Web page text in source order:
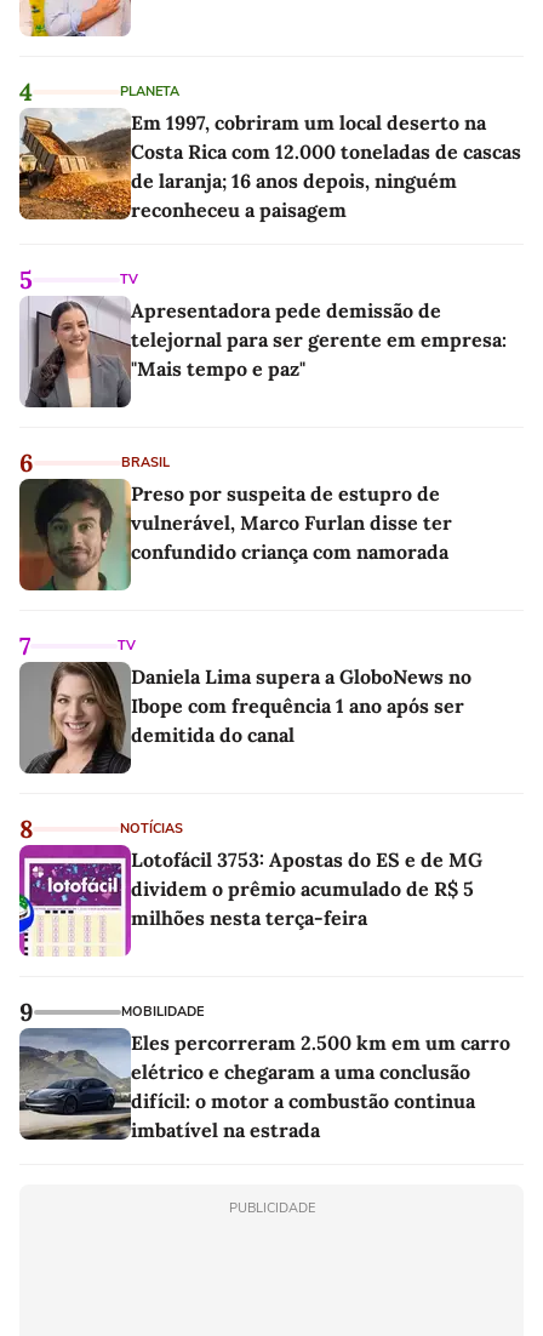
4 PLANETA
Em 1997, cobriram um local deserto na
Costa Rica com 12.000 toneladas de cascas
de laranja; 16 anos depois, ninguém
reconheceu a paisagem
5 TV
Apresentadora pede demissão de
telejornal para ser gerente em empresa:
"Mais tempo e paz"
6 BRASIL
Preso por suspeita de estupro de
vulnerável, Marco Furlan disse ter
confundido criança com namorada
7 TV
Daniela Lima supera a GloboNews no
Ibope com frequência 1 ano após ser
demitida do canal
8 NOTÍCIAS
Lotofácil 3753: Apostas do ES e de MG
dividem o prêmio acumulado de R$ 5
milhões nesta terça-feira
9 MOBILIDADE
Eles percorreram 2.500 km em um carro
elétrico e chegaram a uma conclusão
difícil: o motor a combustão continua
imbatível na estrada
PUBLICIDADE